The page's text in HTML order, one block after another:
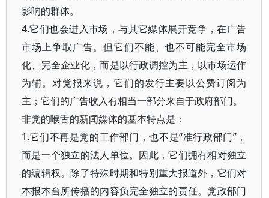
影响的群体。
4.它们也会进入市场，与其它媒体展开竞争，在广告
市场上争取广告。但它们不能、也不可能完全市场
化、完全企业化，而是以行政调控为主，以市场运作
为辅。对党报来说，它们的发行主要以公费订阅为
主；它们的广告收入有相当一部分来自于政府部门。
非党的喉舌的新闻媒体的基本特点是：
1.它们不再是党的工作部门，也不是“准行政部门”，
而是一个独立的法人单位。因此，它们拥有相对独立
的编辑权。除了特殊时期和特别重大报道外，它们对
本报本台所传播的内容负完全独立的责任。党政部门